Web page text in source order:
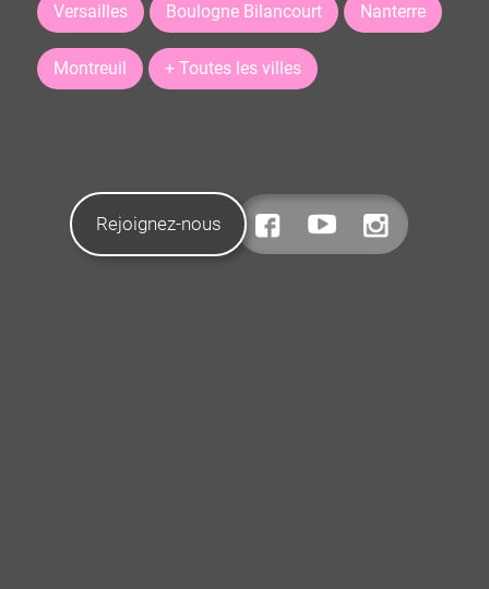
Versailles Boulogne Bilancourt Nanterre
Montreuil + Toutes les villes
Rejoignez-nous